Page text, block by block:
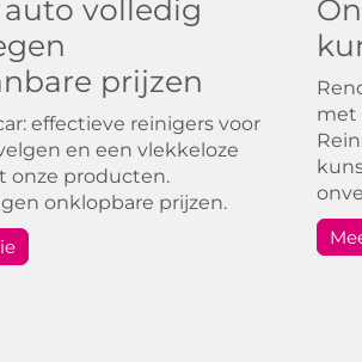
volledig
prijzen
effectieve reinigers voor
en een vlekkeloze
onze producten.
onklopbare prijzen.
met